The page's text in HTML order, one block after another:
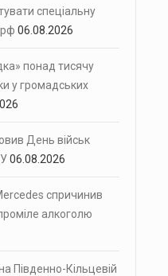
спеціальну
рф 06.08.2026
понад тисячу
у громадських
День військ
06.08.2026
спричинив
алкоголю
Південно-Кільцевій